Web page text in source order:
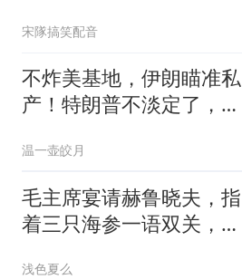
宋隊搞笑配音
不炸美基地，伊朗瞄准私
产！特朗普不淡定了，被
温一壶皎月
毛主席宴请赫鲁晓夫，指
着三只海参一语双关，赫
浅色夏么